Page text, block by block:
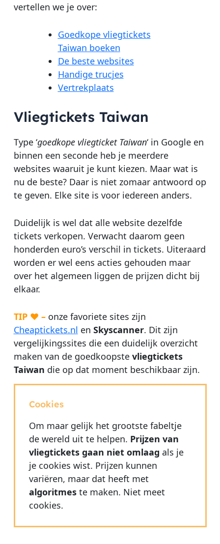
vertellen we je over:
Goedkope vliegtickets
Taiwan boeken
De beste websites
Handige trucjes
Vertrekplaats
Vliegtickets Taiwan
Type ‘goedkope vliegticket Taiwan‘ in Google en
binnen een seconde heb je meerdere
websites waaruit je kunt kiezen. Maar wat is
nu de beste? Daar is niet zomaar antwoord op
te geven. Elke site is voor iedereen anders.
Duidelijk is wel dat alle website dezelfde
tickets verkopen. Verwacht daarom geen
honderden euro’s verschil in tickets. Uiteraard
worden er wel eens acties gehouden maar
over het algemeen liggen de prijzen dicht bij
elkaar.
TIP ♥ –onze favoriete sites zijn
Cheaptickets.nl en Skyscanner. Dit zijn
vergelijkingssites die een duidelijk overzicht
maken van de goedkoopstevliegtickets
Taiwan die op dat moment beschikbaar zijn.
Cookies
Om maar gelijk het grootste fabeltje
de wereld uit te helpen. Prijzen van
vliegtickets gaan niet omlaag als je
je cookies wist. Prijzen kunnen
variëren, maar dat heeft met
algoritmeste maken. Niet meet
cookies.